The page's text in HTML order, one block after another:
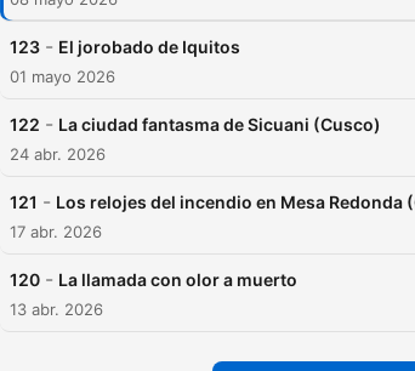
123 - El jorobado de Iquitos
01 mayo 2026
122 - La ciudad fantasma de Sicuani (Cusco)
24 abr. 2026
121 - Los relojes del incendio en Mesa Redonda
17 abr. 2026
120 - La llamada con olor a muerto
13 abr. 2026